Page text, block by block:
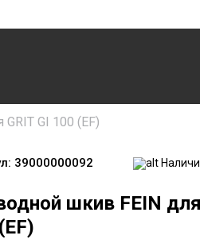
GI 100 (EF)
39000000092
шкив FEIN для